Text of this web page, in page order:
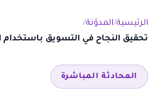
الرئيسية المدوّنة
تحقيق النجاح في التسويق باستخدام
المحادثة المباشرة